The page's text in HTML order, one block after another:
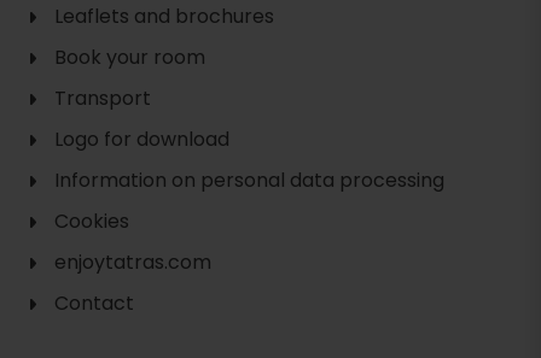
Leaflets and brochures
Book your room
Transport
Logo for download
Information on personal data processing
Cookies
enjoytatras.com
Contact